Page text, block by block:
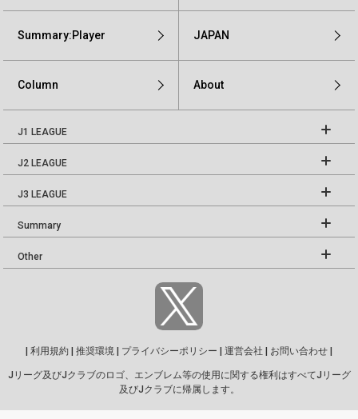
Summary:Player JAPAN
Column About
J1 LEAGUE
J2 LEAGUE
J3 LEAGUE
Summary
Other
利用規約 推奨環境 プライバシーポリシー 運営会社 お問い合わせ
Jリーグ及びJクラブのロゴ、エンブレム等の使用に関する権利はすべてJリーグ
及びJクラブに帰属します。